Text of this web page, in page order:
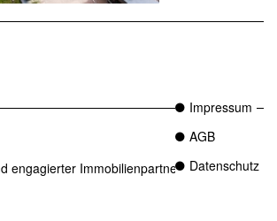
engagierter Immobilienpartner in Essen.
Impressum
AGB
Datenschutz